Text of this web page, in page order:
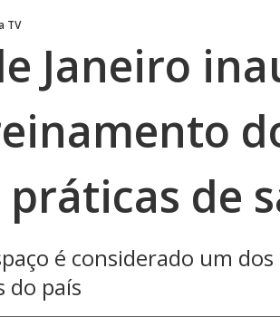
TV
Janeiro
práticas de
é considerado um
do país